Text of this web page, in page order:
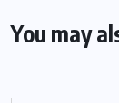
You may